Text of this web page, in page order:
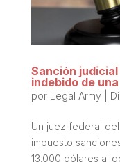
Sanción
indebido de
por Legal Army
Un juez federal
impuesto
13.000 dólares al